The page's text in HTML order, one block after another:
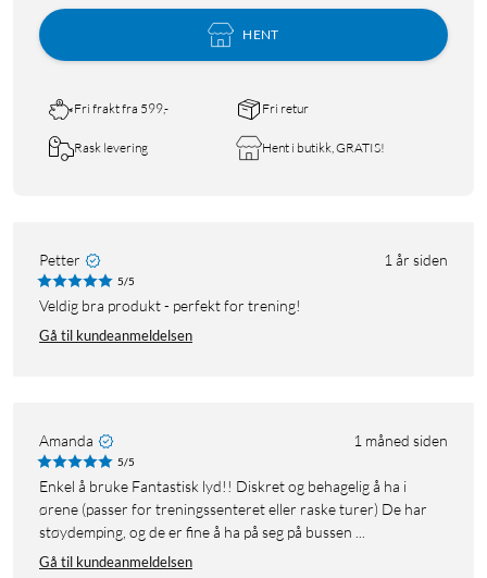
HENT
Fri frakt fra 599,- Fri retur
Rask levering Hent i butikk, GRATIS!
Petter 1 år siden
5/5
Veldig bra produkt - perfekt for trening!
Gå til kundeanmeldelsen
Amanda 1 måned siden
5/5
Enkel å bruke Fantastisk lyd!! Diskret og behagelig å ha i
ørene (passer for treningssenteret eller raske turer) De har
støydemping, og de er fine å ha på seg på bussen ...
Gå til kundeanmeldelsen